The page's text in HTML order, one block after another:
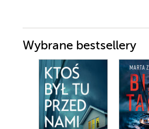
Wybrane bestsellery